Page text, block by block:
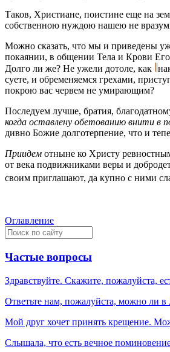
Таков, Христиане, поистине еще на
собственною нуждою нашею не
Можно сказать, что мы и приведены
покаянии, в общении Тела и Крови
Долго ли же? Не ужели дотоле, как
суете, и обременяемся грехами,
покрою вас червем не умирающим?
Последуем лучше, братия,
когда оставлену обетованию внити в
дивно Божие долготерпение, что и
Приидем отныне ко Христу
от века подвижниками веры и
своим приглашают, да купно с ними
Оглавление
Частые вопросы
Здравствуйте. Скажите, пожалуйста,
Ответьте нам, пожалуйста, можно ли в
Мой друг хочет принять крещение.
Слышала, что есть вечное